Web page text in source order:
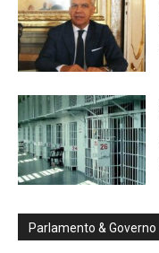
Parlamento & Governo